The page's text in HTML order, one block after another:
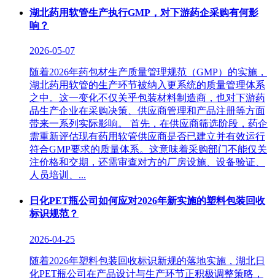
湖北药用软管生产执行GMP，对下游药企采购有何影
响？
2026-05-07
随着2026年药包材生产质量管理规范（GMP）的实施，
湖北药用软管的生产环节被纳入更系统的质量管理体系
之中。这一变化不仅关乎包装材料制造商，也对下游药
品生产企业在采购决策、供应商管理和产品注册等方面
带来一系列实际影响。 首先，在供应商筛选阶段，药企
需重新评估现有药用软管供应商是否已建立并有效运行
符合GMP要求的质量体系。这意味着采购部门不能仅关
注价格和交期，还需审查对方的厂房设施、设备验证、
人员培训、...
日化PET瓶公司如何应对2026年新实施的塑料包装回收
标识规范？
2026-04-25
随着2026年塑料包装回收标识新规的落地实施，湖北日
化PET瓶公司在产品设计与生产环节正积极调整策略，